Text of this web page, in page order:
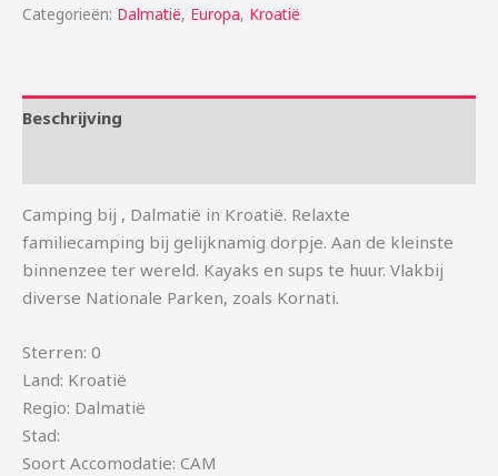
Categorieën: Dalmatië, Europa, Kroatië
Beschrijving
Camping bij , Dalmatië in Kroatië. Relaxte
familiecamping bij gelijknamig dorpje. Aan de kleinste
binnenzee ter wereld. Kayaks en sups te huur. Vlakbij
diverse Nationale Parken, zoals Kornati.
Sterren: 0
Land: Kroatië
Regio: Dalmatië
Stad:
Soort Accomodatie: CAM